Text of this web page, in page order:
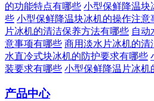
的功能特点有哪些 小型保鲜降温块
些 小型保鲜降温块冰机的操作注意
片冰机的清洁保养方法有哪些 自动
意事项有哪些 商用淡水片冰机的清
水直冷式块冰机的防护要求有哪些
装要求有哪些 小型保鲜降温片冰机
产品中心